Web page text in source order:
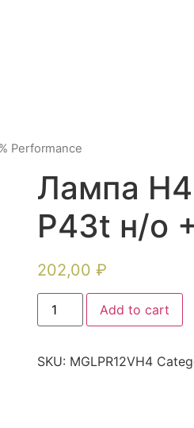
Performance
Лампа
P43t н/о
202,00 ₽
Add to cart
SKU: MGLPR12VH4